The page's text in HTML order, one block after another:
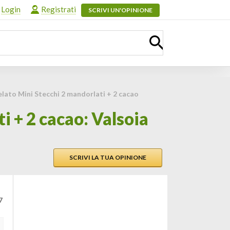
Login Registrati SCRIVI UN'OPINIONE
Mini Stecchi 2 mandorlati + 2 cacao
+ 2 cacao: Valsoia
SCRIVI LA TUA OPINIONE